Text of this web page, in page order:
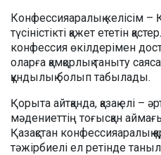
Конфессияаралық келісім –
түсіністікті қажет ететін
конфессия өкілдерімен
оларға қамқорлық таныту
құндылық болып табылады.
Қорыта айтқанда, қазақ елі –
мәдениеттің тоғысқан
Қазақстан конфессияаралық
тәжірбиелі ел ретінде